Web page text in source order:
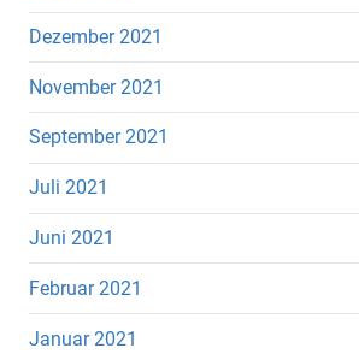
Dezember 2021
November 2021
September 2021
Juli 2021
Juni 2021
Februar 2021
Januar 2021